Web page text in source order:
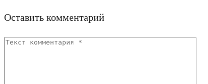
Оставить комментарий